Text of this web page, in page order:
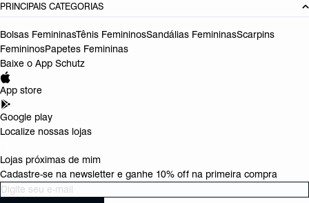
PRINCIPAIS CATEGORIAS
Bolsas FemininasTênis FemininosSandálias FemininasScarpins
FemininosPapetes Femininas
Baixe o App Schutz
App store
Google play
Localize nossas lojas
Lojas próximas de mim
Cadastre-se na newsletter e ganhe 10% off na primeira compra